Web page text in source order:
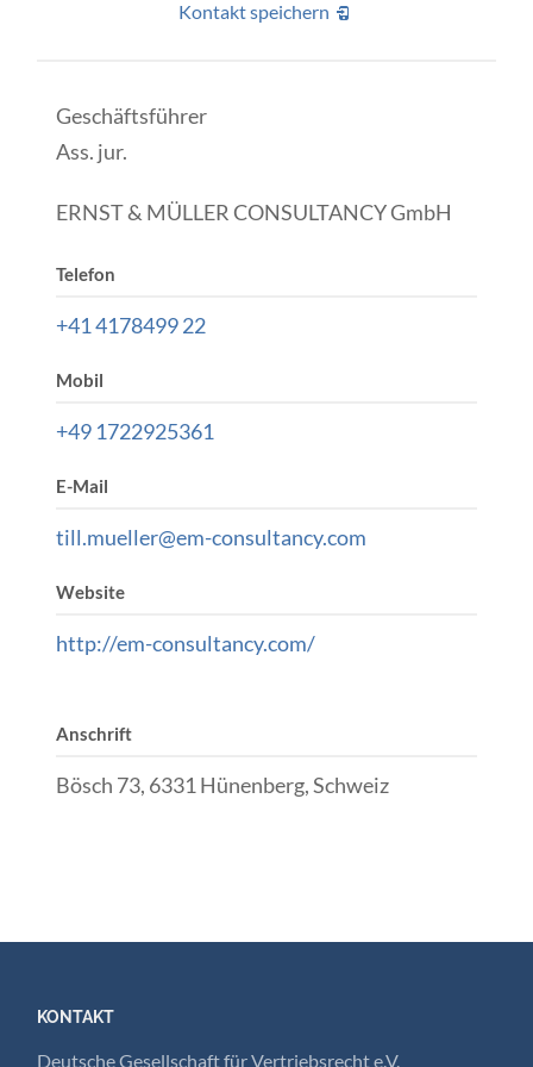
Kontakt speichern
Geschäftsführer
Ass. jur.
ERNST & MÜLLER CONSULTANCY GmbH
Telefon
+41 4178499 22
Mobil
+49 1722925361
E-Mail
till.mueller@em-consultancy.com
Website
http://em-consultancy.com/
Anschrift
Bösch 73, 6331 Hünenberg, Schweiz
KONTAKT
Deutsche Gesellschaft für Vertriebsrecht e.V.